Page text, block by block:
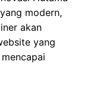
modern,
akan
yang